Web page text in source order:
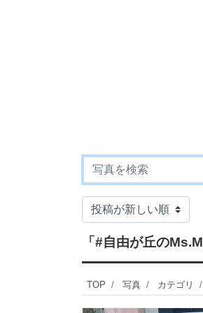
「#自由が丘の
TOP 写真 カテゴリ